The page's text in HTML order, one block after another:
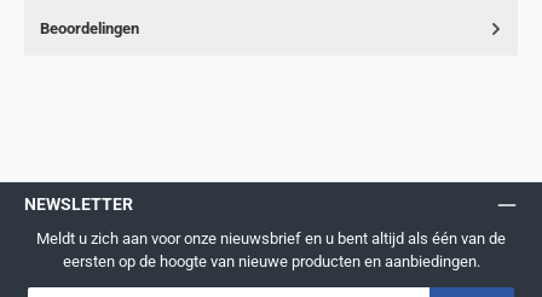
Beoordelingen
NEWSLETTER
Meldt u zich aan voor onze nieuwsbrief en u bent altijd als één van de
eersten op de hoogte van nieuwe producten en aanbiedingen.